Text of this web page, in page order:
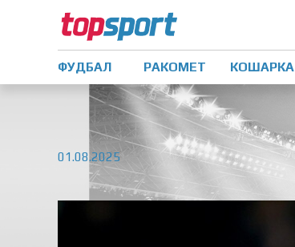
ФУДБАЛ РАКОМЕТ КОШАРКА
01.08.2025